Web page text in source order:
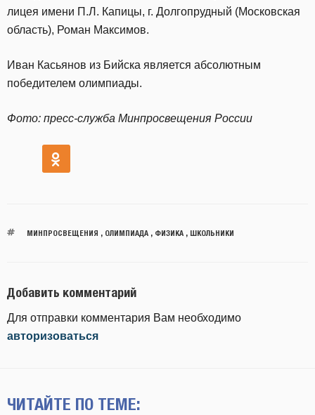
лицея имени П.Л. Капицы, г. Долгопрудный (Московская
область), Роман Максимов.
Иван Касьянов из Бийска является абсолютным
победителем олимпиады.
Фото: пресс-служба Минпросвещения России
МИНПРОСВЕЩЕНИЯ , ОЛИМПИАДА, ФИЗИКА, ШКОЛЬНИКИ
Добавить комментарий
Для отправки комментария Вам необходимо
авторизоваться
ЧИТАЙТЕ ПО ТЕМЕ: